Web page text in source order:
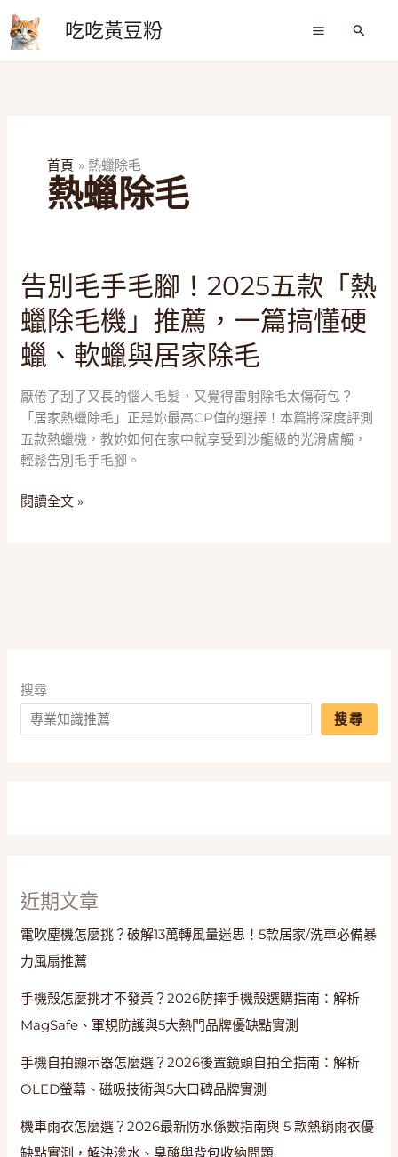
至
主
吃吃黃豆粉
搜
首頁 熱蠟除毛
熱蠟除毛
告別毛手毛腳！2025五款「熱
蠟除毛機」推薦，一篇搞懂硬
蠟、軟蠟與居家除毛
厭倦了刮了又長的惱人毛髮，又覺得雷射除毛太傷荷包？
「居家熱蠟除毛」正是妳最高CP值的選擇！本篇將深度評測
五款熱蠟機，教妳如何在家中就享受到沙龍級的光滑膚觸，
輕鬆告別毛手毛腳。
告
別
毛
手
毛
2025
款
「熱
蠟
除
懂
硬
蠟、
閱讀全文 »
搜尋
搜尋
近期文章
電吹塵機怎麼挑？破解13萬轉風量迷思！5款居家/洗車必備暴
力風扇推薦
手機殼怎麼挑才不發黃？2026防摔手機殼選購指南：解析
MagSafe、軍規防護與5大熱門品牌優缺點實測
手機自拍顯示器怎麼選？2026後置鏡頭自拍全指南：解析
OLED螢幕、磁吸技術與5大口碑品牌實測
機車雨衣怎麼選？2026最新防水係數指南與 5 款熱銷雨衣優
缺點實測，解決滲水、臭酸與背包收納問題